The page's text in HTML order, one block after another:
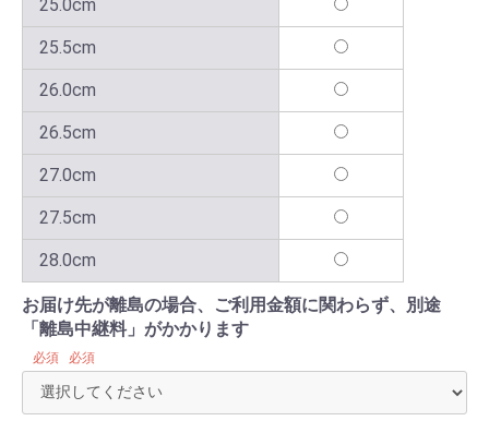
25.0cm
25.5cm
26.0cm
26.5cm
27.0cm
27.5cm
28.0cm
お届け先が離島の場合、ご利用金額に関わらず、別途
「離島中継料」がかかります
必須 必須